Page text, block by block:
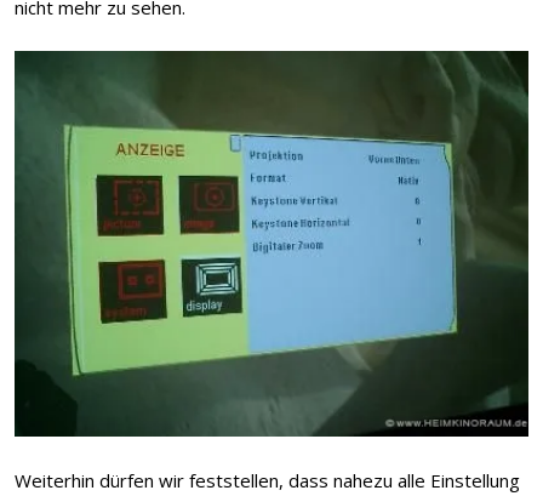
nicht mehr zu sehen.
Weiterhin dürfen wir feststellen, dass nahezu alle Einstellung